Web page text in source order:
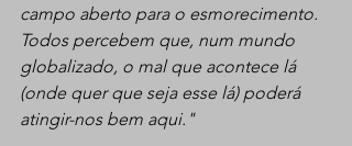
campo aberto para o esmorecimento.
Todos percebem que, num mundo
globalizado, o mal que acontece lá
(onde quer que seja esse lá) poderá
atingir-nos bem aqui."